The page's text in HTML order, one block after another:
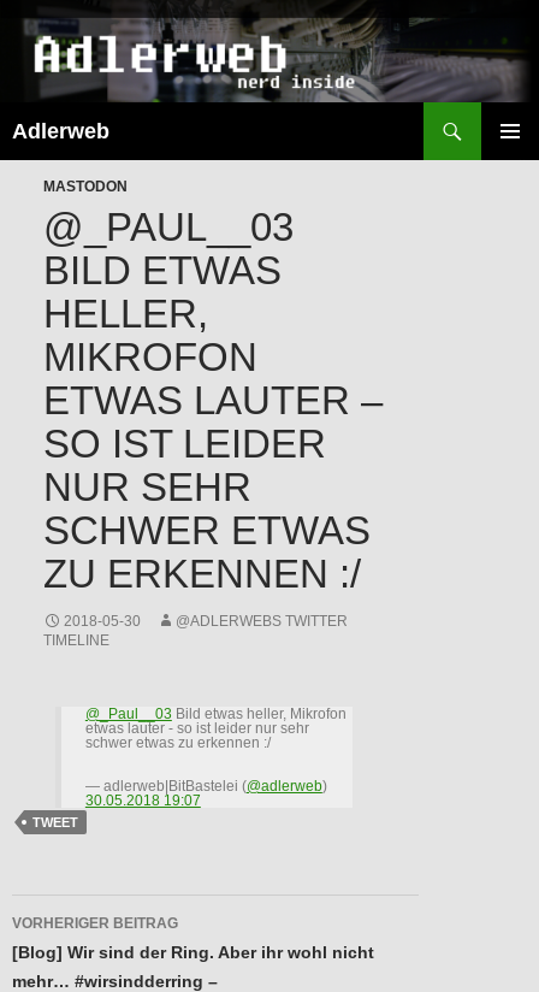
Adlerweb
SPRINGEN
MASTODON
@_PAUL__03
BILD ETWAS
HELLER,
MIKROFON
ETWAS LAUTER –
SO IST LEIDER
NUR SEHR
SCHWER ETWAS
ZU ERKENNEN :/
2018-05-30
@ADLERWEBS TWITTER
TIMELINE
@_Paul__03 Bild etwas heller, Mikrofon
etwas lauter - so ist leider nur sehr
schwer etwas zu erkennen :/
— adlerweb|BitBastelei (@adlerweb)
30.05.2018 19:07
TWEET
Beitragsnavigation
VORHERIGER BEITRAG
[Blog] Wir sind der Ring. Aber ihr wohl nicht
mehr… #wirsindderring –